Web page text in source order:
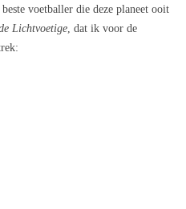
voetballer die deze planeet ooit
Lichtvoetige , dat ik voor de